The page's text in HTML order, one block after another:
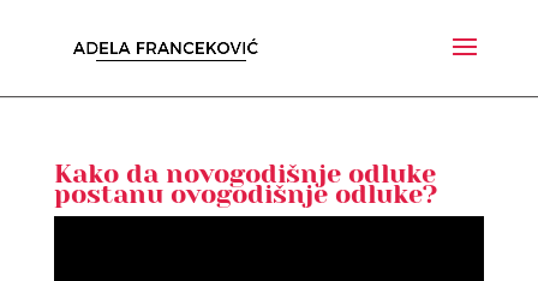
Kako da novogodišnje odluke
postanu ovogodišnje odluke?